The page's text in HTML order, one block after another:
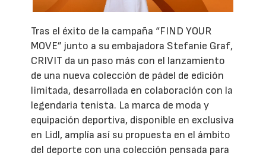
Tras el éxito de la campaña “FIND YOUR
MOVE” junto a su embajadora Stefanie Graf,
CRIVIT da un paso más con el lanzamiento
de una nueva colección de pádel de edición
limitada, desarrollada en colaboración con la
legendaria tenista. La marca de moda y
equipación deportiva, disponible en exclusiva
en Lidl, amplía así su propuesta en el ámbito
del deporte con una colección pensada para